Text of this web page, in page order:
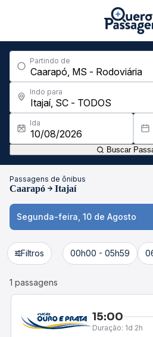
Partindo de
Indo para
Ida
Buscar
Passagens de ônibus
Caarapó Itajaí
Segunda-feira, 10 de Agosto
Filtros 00h00 - 05h59
1 passagens
15:00
Duração: 1d 2h